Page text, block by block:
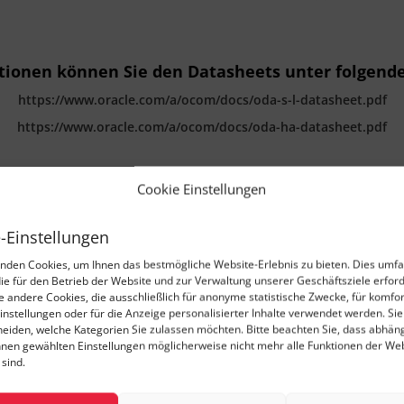
Cookie Einstellungen
Einstellungen
Cookies, um Ihnen das bestmögliche Website-Erlebnis zu bieten. Dies
für den Betrieb der Website und zur Verwaltung unserer Geschäftsziele
andere Cookies, die ausschließlich für anonyme statistische Zwecke, für
oder für die Anzeige personalisierter Inhalte verwendet werden.
welche Kategorien Sie zulassen möchten. Bitte beachten Sie, dass
gewählten Einstellungen möglicherweise nicht mehr alle Funktionen der
können Sie den Datasheets unter
https://www.oracle.com/a/ocom/docs/oda-s-l-datasheet.pdf
https://www.oracle.com/a/ocom/docs/oda-ha-datasheet.pdf
wir Ihr Interesse
Kunden ein und verfügen daher über ein
Betriebserfahrung.
Gerne unterstützen wir auch Sie bei der Optimierung.